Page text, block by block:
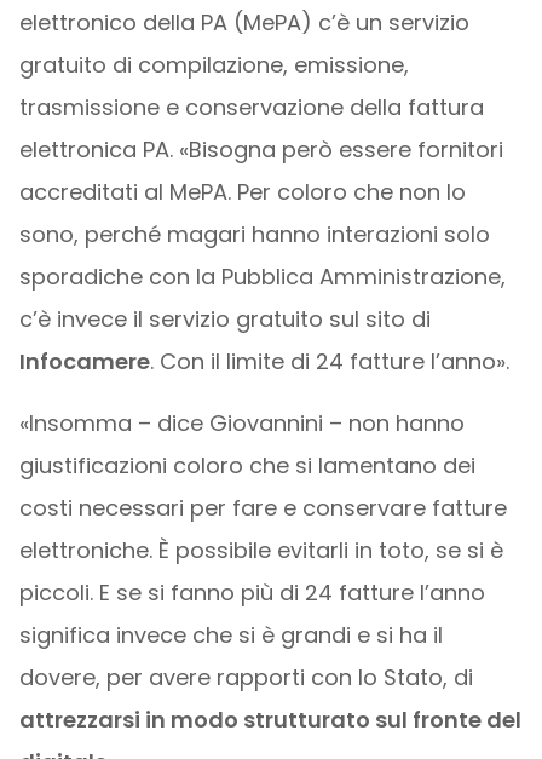
elettronico della PA (MePA) c’è un servizio
gratuito di compilazione, emissione,
trasmissione e conservazione della fattura
elettronica PA. «Bisogna però essere fornitori
accreditati al MePA. Per coloro che non lo
sono, perché magari hanno interazioni solo
sporadiche con la Pubblica Amministrazione,
c’è invece il servizio gratuito sul sito di
Infocamere. Con il limite di 24 fatture l’anno».
«Insomma – dice Giovannini – non hanno
giustificazioni coloro che si lamentano dei
costi necessari per fare e conservare fatture
elettroniche. È possibile evitarli in toto, se si è
piccoli. E se si fanno più di 24 fatture l’anno
significa invece che si è grandi e si ha il
dovere, per avere rapporti con lo Stato, di
attrezzarsi in modo strutturato sul fronte del